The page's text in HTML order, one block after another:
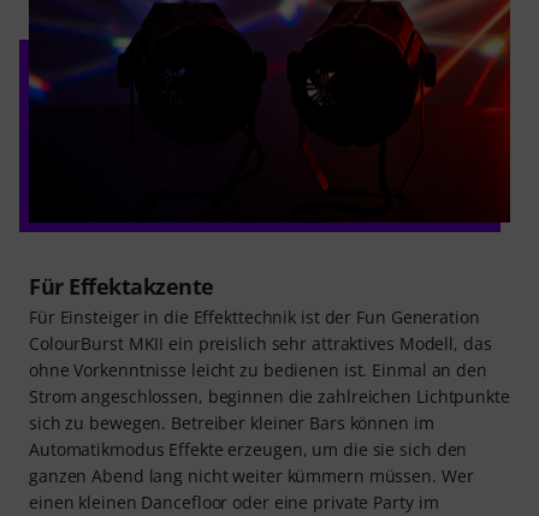
Für Effektakzente
Für Einsteiger in die Effekttechnik ist der Fun Generation
ColourBurst MKII ein preislich sehr attraktives Modell, das
ohne Vorkenntnisse leicht zu bedienen ist. Einmal an den
Strom angeschlossen, beginnen die zahlreichen Lichtpunkte
sich zu bewegen. Betreiber kleiner Bars können im
Automatikmodus Effekte erzeugen, um die sie sich den
ganzen Abend lang nicht weiter kümmern müssen. Wer
einen kleinen Dancefloor oder eine private Party im